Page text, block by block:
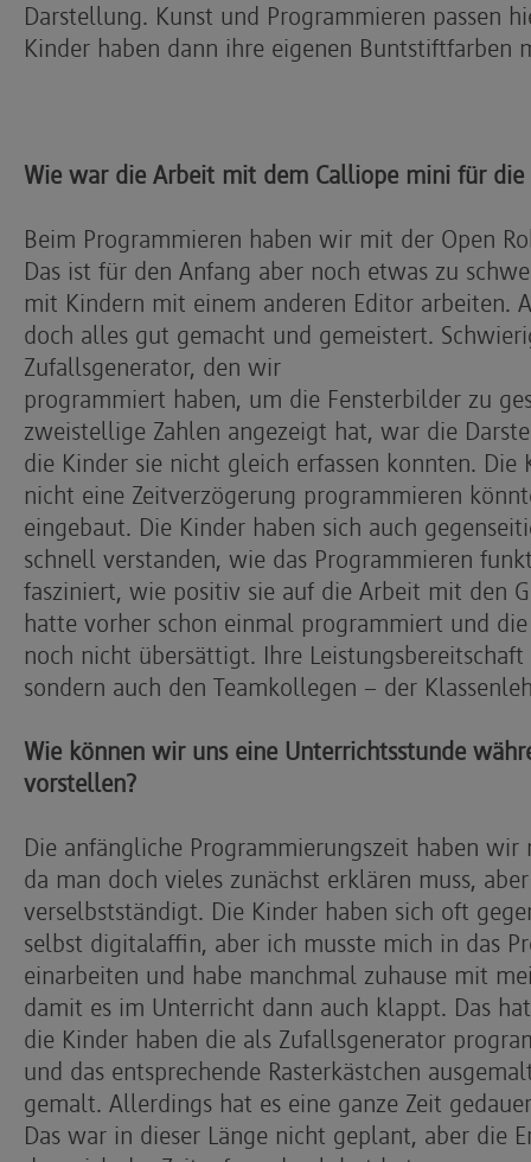
Darstellung. Kunst und Programmieren passen
Kinder haben dann ihre eigenen Buntstiftfarben
Wie war die Arbeit mit dem Calliope mini für die
Beim Programmieren haben wir mit der Open
Das ist für den Anfang aber noch etwas zu
mit Kindern mit einem anderen Editor arbeiten.
doch alles gut gemacht und gemeistert.
Zufallsgenerator, den wir
programmiert haben, um die Fensterbilder zu
zweistellige Zahlen angezeigt hat, war die
die Kinder sie nicht gleich erfassen konnten.
nicht eine Zeitverzögerung programmieren
eingebaut. Die Kinder haben sich auch
schnell verstanden, wie das Programmieren
fasziniert, wie positiv sie auf die Arbeit mit den
hatte vorher schon einmal programmiert und
noch nicht übersättigt. Ihre
sondern auch den Teamkollegen – der
Wie können wir uns eine Unterrichtsstunde
vorstellen?
Die anfängliche Programmierungszeit haben
da man doch vieles zunächst erklären muss,
verselbstständigt. Die Kinder haben sich oft
selbst digitalaffin, aber ich musste mich in das
einarbeiten und habe manchmal zuhause mit
damit es im Unterricht dann auch klappt. Das
die Kinder haben die als Zufallsgenerator
und das entsprechende Rasterkästchen
gemalt. Allerdings hat es eine ganze Zeit
Das war in dieser Länge nicht geplant, aber die